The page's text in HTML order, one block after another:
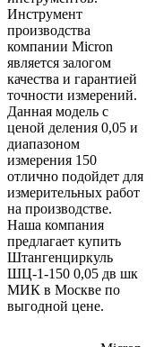
Инструмент
производства
компании Micron
является залогом
качества и гарантией
точности измерений.
Данная модель с
ценой деления 0,05 и
диапазоном
измерения 150
отлично подойдет для
измерительных работ
на производстве.
Наша компания
предлагает купить
Штангенциркуль
ШЦ-1-150 0,05 дв шк
МИК в Москве по
выгодной цене.